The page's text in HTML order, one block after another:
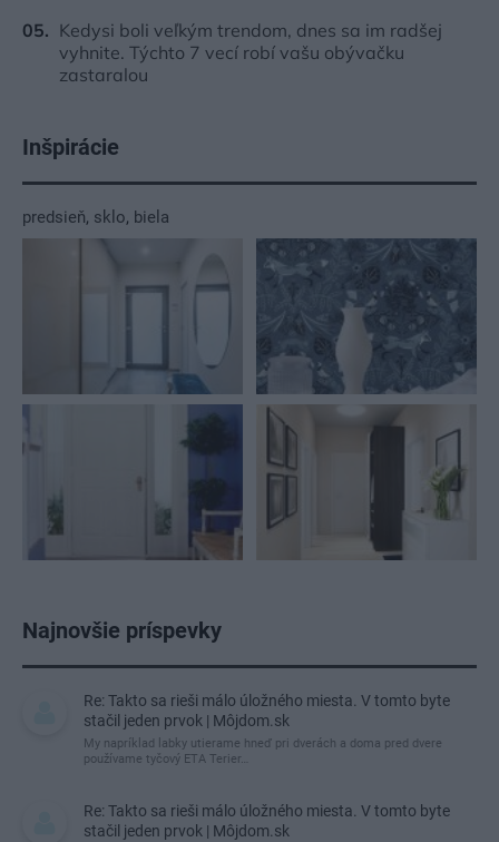
Kedysi boli veľkým trendom, dnes sa im radšej
vyhnite. Týchto 7 vecí robí vašu obývačku
zastaralou
Inšpirácie
predsieň, sklo, biela
Najnovšie príspevky
Re: Takto sa rieši málo úložného miesta. V tomto byte
stačil jeden prvok | Môjdom.sk
My napríklad labky utierame hneď pri dverách a doma pred dvere
používame tyčový ETA Terier…
Re: Takto sa rieši málo úložného miesta. V tomto byte
stačil jeden prvok | Môjdom.sk